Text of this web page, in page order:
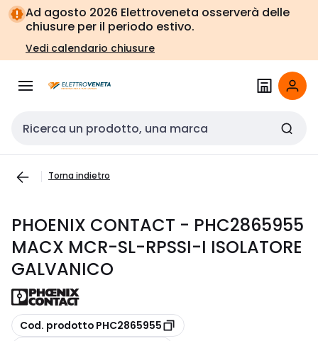
Vai alla
navigazione
Vai
alla
pagina
Ad agosto 2026 Elettroveneta osserverà delle
chiusure per il periodo estivo.
Vedi calendario chiusure
Cerca input
Torna indietro
PHOENIX CONTACT - PHC2865955
MACX MCR-SL-RPSSI-I ISOLATORE
GALVANICO
copia
Cod. prodotto PHC2865955